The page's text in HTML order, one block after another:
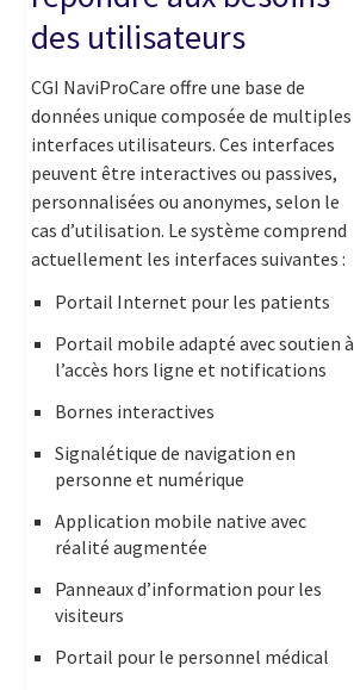
des utilisateurs
CGI NaviProCare offre une base de
données unique composée de multiples
interfaces utilisateurs. Ces interfaces
peuvent être interactives ou passives,
personnalisées ou anonymes, selon le
cas d’utilisation. Le système comprend
actuellement les interfaces suivantes :
Portail Internet pour les patients
Portail mobile adapté avec soutien à
l’accès hors ligne et notifications
Bornes interactives
Signalétique de navigation en
personne et numérique
Application mobile native avec
réalité augmentée
Panneaux d’information pour les
visiteurs
Portail pour le personnel médical